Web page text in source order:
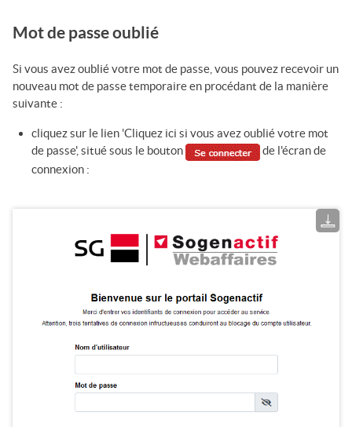
Mot de passe oublié
Si vous avez oublié votre mot de passe, vous pouvez recevoir un
nouveau mot de passe temporaire en procédant de la manière
suivante :
cliquez sur le lien 'Cliquez ici si vous avez oublié votre mot
de passe', situé sous le bouton
de l'écran de
connexion :